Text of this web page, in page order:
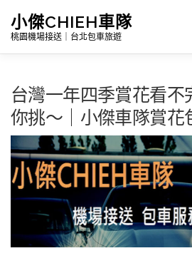
至
主
內
容
小傑CHIEH車隊
桃園機場接送｜台北包車旅遊
Search
首頁 公告訊息｜最新消
詳細報價|包車及機場接送
台灣一年四季賞花看不
你挑～｜小傑車隊賞花